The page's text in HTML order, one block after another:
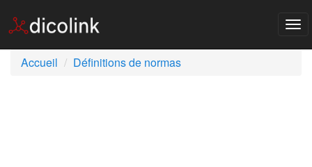
Accueil
Définitions de normas